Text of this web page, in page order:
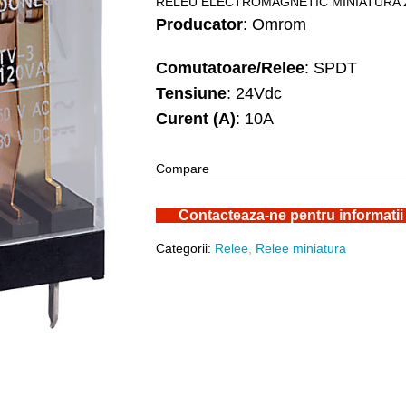
Producator: Omrom
Comutatoare/Relee: SPDT
Tensiune: 24Vdc
Curent (A): 10A
Compare
Contacteaza-ne pentru informatii
Categorii: Relee Relee miniatura